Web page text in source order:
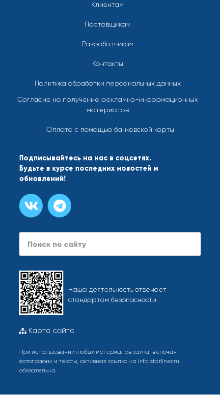
Клиентам
Поставщикам
Разработчикам
Контакты
Политика обработки персональных данных
Согласие на получение рекламно-информационных
материалов
Оплата с помощью банковской карты
Подписывайтесь на нас в соцсетях.
Будьте в курсе последних новостей и
обновлений!
Наша деятельность отвечает
стандартам безопасности
Карта сайта
При использовании любых материалов сайта, включая
фотографии и тексты, активная ссылка на info.starliner.ru
обязательна.